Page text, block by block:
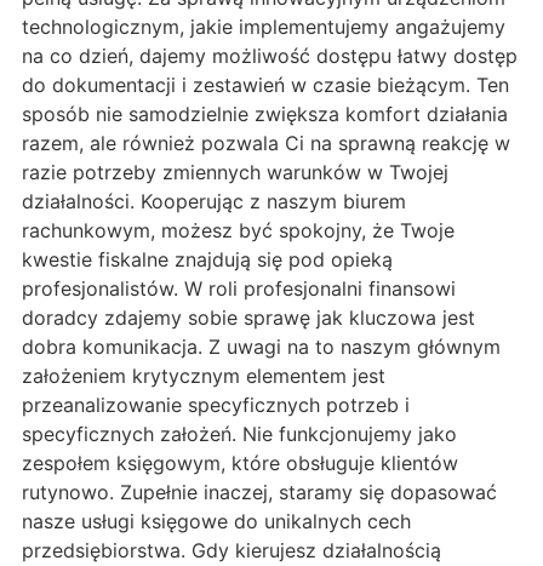
technologicznym, jakie implementujemy angażujemy
na co dzień, dajemy możliwość dostępu łatwy dostęp
do dokumentacji i zestawień w czasie bieżącym. Ten
sposób nie samodzielnie zwiększa komfort działania
razem, ale również pozwala Ci na sprawną reakcję w
razie potrzeby zmiennych warunków w Twojej
działalności. Kooperując z naszym biurem
rachunkowym, możesz być spokojny, że Twoje
kwestie fiskalne znajdują się pod opieką
profesjonalistów. W roli profesjonalni finansowi
doradcy zdajemy sobie sprawę jak kluczowa jest
dobra komunikacja. Z uwagi na to naszym głównym
założeniem krytycznym elementem jest
przeanalizowanie specyficznych potrzeb i
specyficznych założeń. Nie funkcjonujemy jako
zespołem księgowym, które obsługuje klientów
rutynowo. Zupełnie inaczej, staramy się dopasować
nasze usługi księgowe do unikalnych cech
przedsiębiorstwa. Gdy kierujesz działalnością